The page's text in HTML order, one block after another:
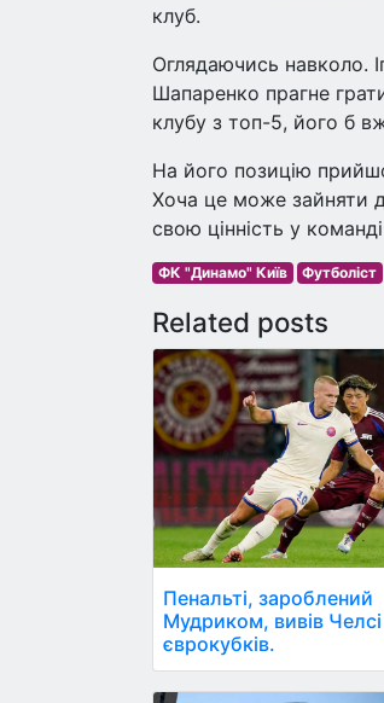
клуб.
Оглядаючись навколо.
Шапаренко прагне
клубу з топ-5, його б
На його позицію
Хоча це може зайняти
свою цінність у
ФК "Динамо" Київ Футболіст
Related posts
Пенальті, зароблений
Мудриком, вивів
єврокубків.